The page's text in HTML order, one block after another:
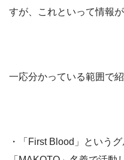
すが、これといって情報
一応分かっている範囲で紹
・「First Blood」という